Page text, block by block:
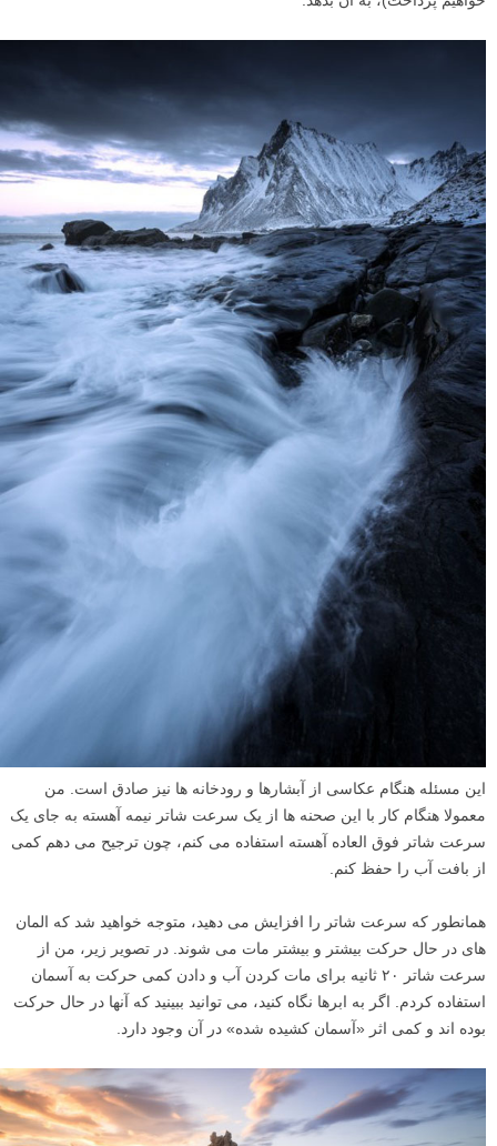
این مسئله هنگام عکاسی از آبشارها و رودخانه ها نیز صادق است. من
معمولا هنگام کار با این صحنه ها از یک سرعت شاتر نیمه آهسته به جای یک
سرعت شاتر فوق العاده آهسته استفاده می کنم، چون ترجیح می دهم کمی
از بافت آب را حفظ کنم.
همانطور که سرعت شاتر را افزایش می دهید، متوجه خواهید شد که المان
های در حال حرکت بیشتر و بیشتر مات می شوند. در تصویر زیر، من از
سرعت شاتر ۲۰ ثانیه برای مات کردن آب و دادن کمی حرکت به آسمان
استفاده کردم. اگر به ابرها نگاه کنید، می توانید ببینید که آنها در حال حرکت
بوده اند و کمی اثر «آسمان کشیده شده» در آن وجود دارد.